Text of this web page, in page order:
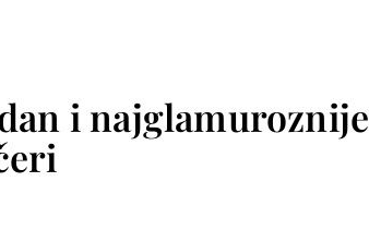
i najglamuroznije